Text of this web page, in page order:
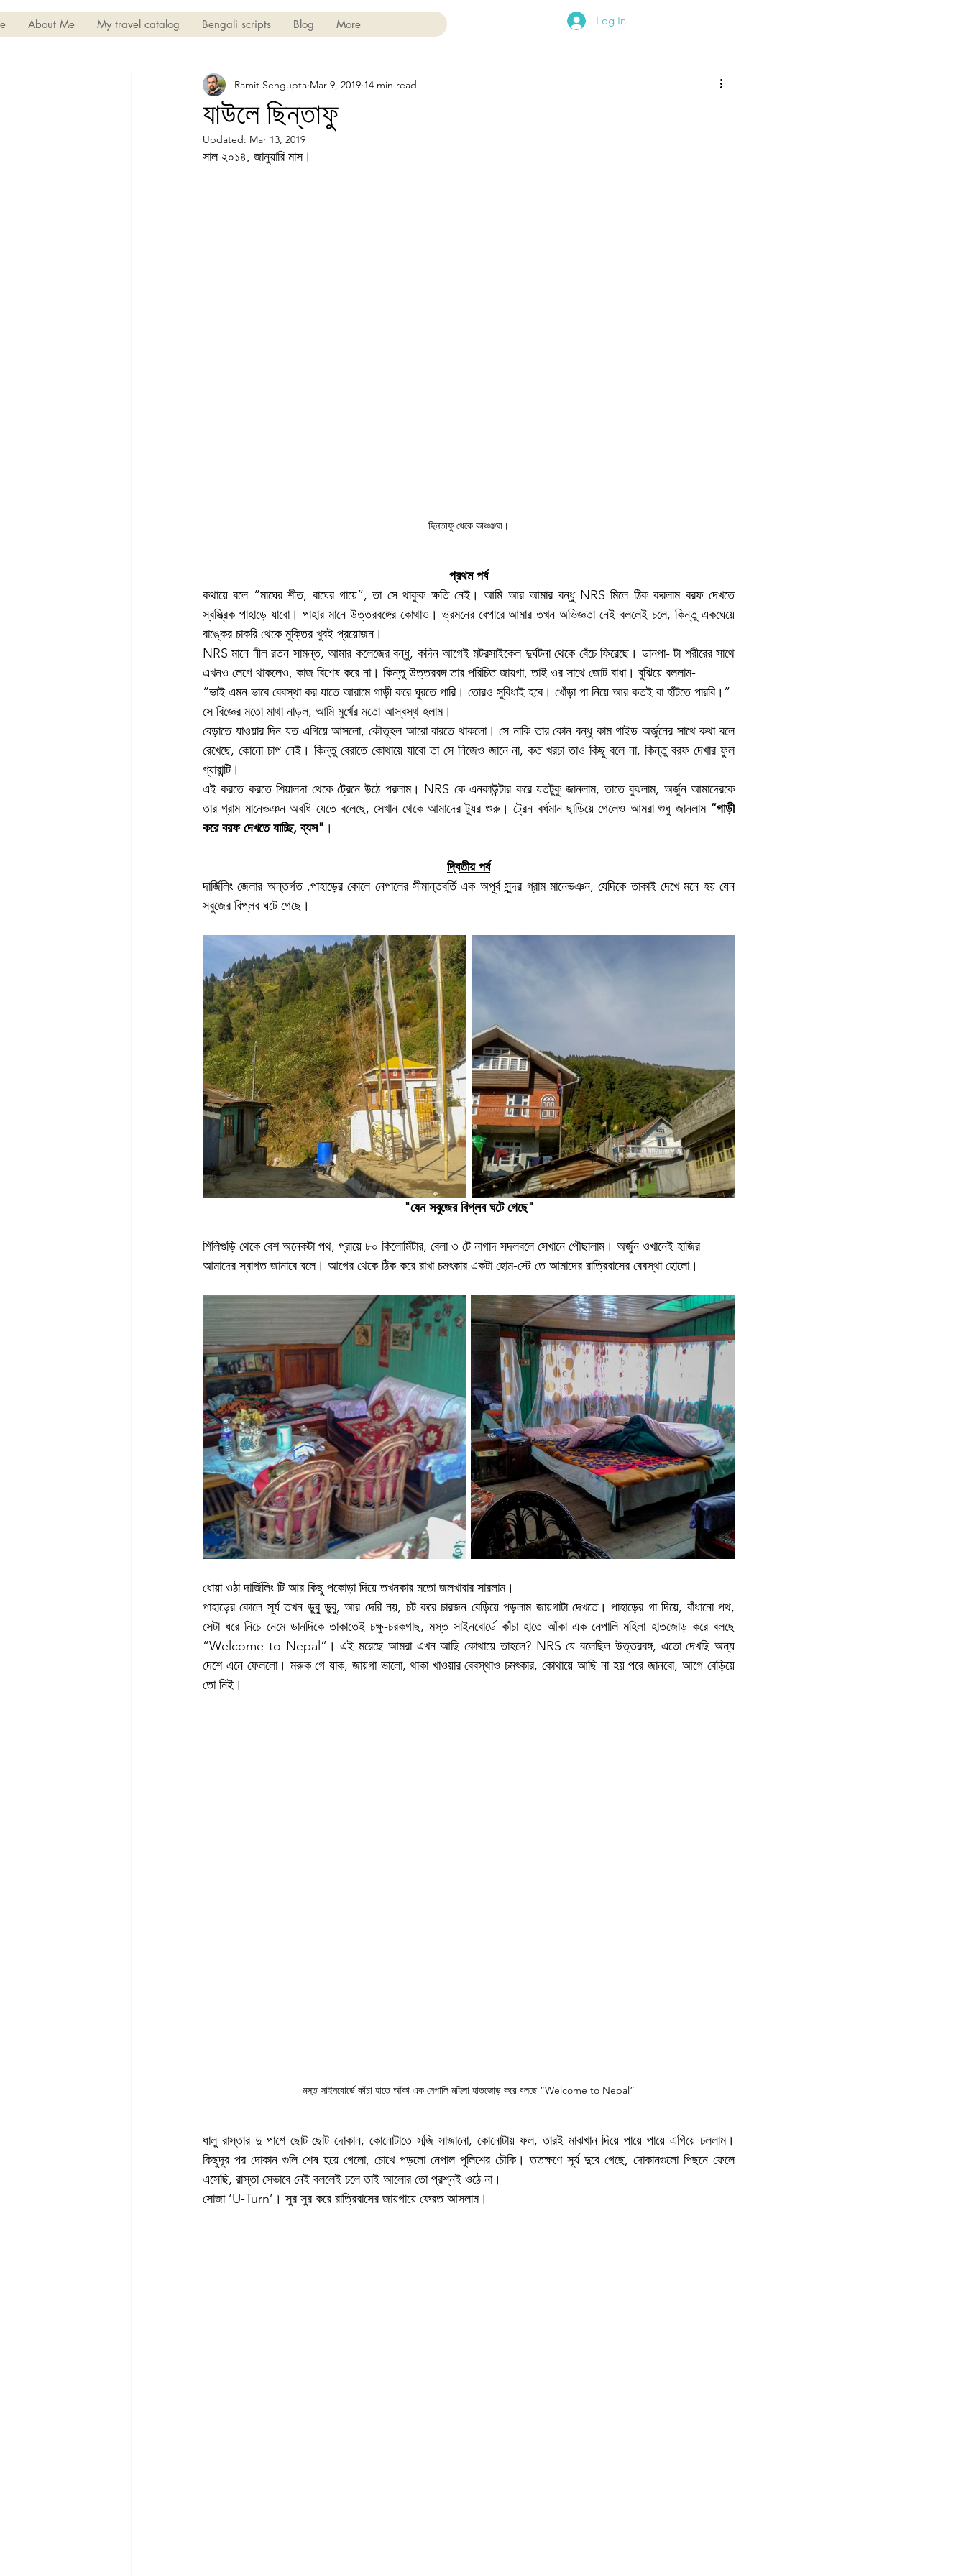
About Me My travel catalog Bengali scripts Blog More Log In
যাউলে ছিন্তাফু
Ramit Sengupta Mar 9, 2019 14 min read
Updated: Mar 13, 2019
সাল ২০১৪, জানুয়ারি মাস।
ছিন্তাফু থেকে কাঞ্চঞ্জঘা।
প্রথম পর্ব
কথায়ে বলে “মাঘের শীত, বাঘের গায়ে”, তা সে থাকুক ক্ষতি নেই। আমি আর আমার বন্ধু NRS মিলে ঠিক করলাম বরফ দেখতে
স্বস্ত্রিক পাহাড়ে যাবো। পাহার মানে উত্তরবঙ্গের কোথাও। ভ্রমনের বেপারে আমার তখন অভিজ্ঞতা নেই বললেই চলে, কিন্তু একঘেয়ে
বাঙ্কের চাকরি থেকে মুক্তির খুবই প্রয়োজন।
NRS মানে নীল রতন সামন্ত, আমার কলেজের বন্ধু, কদিন আগেই মটরসাইকেল দুর্ঘটনা থেকে বেঁচে ফিরেছে। ডানপা- টা শরীরের সাথে
এখনও লেগে থাকলেও, কাজ বিশেষ করে না। কিন্তু উত্তরবঙ্গ তার পরিচিত জায়গা, তাই ওর সাথে জোট বাধা। বুঝিয়ে বললাম-
“ভাই এমন ভাবে বেবস্থা কর যাতে আরামে গাড়ী করে ঘুরতে পারি। তোরও সুবিধাই হবে। খোঁড়া পা নিয়ে আর কতই বা হাঁটতে পারবি।”
সে বিজ্ঞের মতো মাথা নাড়ল, আমি মুর্খের মতো আস্বস্থ হলাম।
বেড়াতে যাওয়ার দিন যত এগিয়ে আসলো, কৌতূহল আরো বারতে থাকলো। সে নাকি তার কোন বন্ধু কাম গাইড অর্জুনের সাথে কথা বলে
রেখেছে, কোনো চাপ নেই। কিন্তু বেরাতে কোথায়ে যাবো তা সে নিজেও জানে না, কত খরচা তাও কিছু বলে না, কিন্তু বরফ দেখার ফুল
গ্যারান্টি।
এই করতে করতে শিয়ালদা থেকে ট্রেনে উঠে পরলাম। NRS কে এনকাউন্টার করে যতটুকু জানলাম, তাতে বুঝলাম, অর্জুন আমাদেরকে
তার গ্রাম মানেভঞন অবধি যেতে বলেছে, সেখান থেকে আমাদের ট্যুর শুরু। ট্রেন বর্ধমান ছাড়িয়ে গেলেও আমরা শুধু জানলাম “গাড়ী
করে বরফ দেখতে যাচ্ছি, ব্যস" ।
দ্বিতীয় পর্ব
দার্জিলিং জেলার অন্তর্গত ,পাহাড়ের কোলে নেপালের সীমান্তবর্তি এক অপূর্ব সুন্দর গ্রাম মানেভঞন, যেদিকে তাকাই দেখে মনে হয় যেন
সবুজের বিপ্লব ঘটে গেছে।
"যেন সবুজের বিপ্লব ঘটে গেছে"
শিলিগুড়ি থেকে বেশ অনেকটা পথ, প্রায়ে ৮০ কিলোমিটার, বেলা ৩ টে নাগাদ সদলবলে সেখানে পৌছালাম। অর্জুন ওখানেই হাজির
আমাদের স্বাগত জানাবে বলে। আগের থেকে ঠিক করে রাখা চমৎকার একটা হোম-স্টে তে আমাদের রাত্রিবাসের বেবস্থা হোলো।
ধোয়া ওঠা দার্জিলিং টি আর কিছু পকোড়া দিয়ে তখনকার মতো জলখাবার সারলাম।
পাহাড়ের কোলে সূর্য তখন ডুবু ডুবু, আর দেরি নয়, চট করে চারজন বেড়িয়ে পড়লাম জায়গাটা দেখতে। পাহাড়ের গা দিয়ে, বাঁধানো পথ,
সেটা ধরে নিচে নেমে ডানদিকে তাকাতেই চক্ষু-চরকগাছ, মস্ত সাইনবোর্ডে কাঁচা হাতে আঁকা এক নেপালি মহিলা হাতজোড় করে বলছে
“Welcome to Nepal”। এই মরেছে আমরা এখন আছি কোথায়ে তাহলে? NRS যে বলেছিল উত্তরবঙ্গ, এতো দেখছি অন্য
দেশে এনে ফেললো। মরুক গে যাক, জায়গা ভালো, থাকা খাওয়ার বেবস্থাও চমৎকার, কোথায়ে আছি না হয় পরে জানবো, আগে বেড়িয়ে
তো নিই।
মস্ত সাইনবোর্ডে কাঁচা হাতে আঁকা এক নেপালি মহিলা হাতজোড় করে বলছে “Welcome to Nepal”
ধালু রাস্তার দু পাশে ছোট ছোট দোকান, কোনোটাতে সব্জি সাজানো, কোনোটায় ফল, তারই মাঝখান দিয়ে পায়ে পায়ে এগিয়ে চললাম।
কিছুদূর পর দোকান গুলি শেষ হয়ে গেলো, চোখে পড়লো নেপাল পুলিশের চৌকি। ততক্ষণে সূর্য দুবে গেছে, দোকানগুলো পিছনে ফেলে
এসেছি, রাস্তা সেভাবে নেই বললেই চলে তাই আলোর তো প্রশ্নই ওঠে না।
সোজা ‘U-Turn’। সুর সুর করে রাত্রিবাসের জায়গায়ে ফেরত আসলাম।